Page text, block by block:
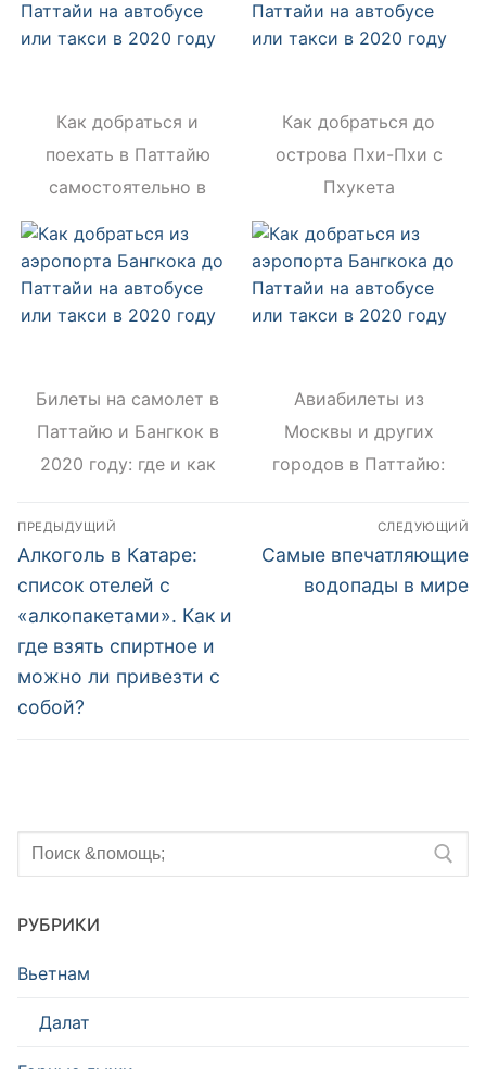
Как добраться и
поехать в Паттайю
самостоятельно в
Как добраться до
острова Пхи-Пхи с
Пхукета
2020 году
Билеты на самолет в
Паттайю и Бангкок в
2020 году: где и как
Авиабилеты из
Москвы и других
городов в Паттайю:
прямого рейса в
2020 году
Навигация
по
записям
ПРЕДЫДУЩИЙ
Предыдущий
пост:
Алкоголь в Катаре:
список отелей с
«алкопакетами». Как и
где взять спиртное и
можно ли привезти с
собой?
СЛЕДУЮЩИЙ
Следующий
пост:
Самые впечатляющие
водопады в мире
Искать:
РУБРИКИ
Вьетнам
Далат